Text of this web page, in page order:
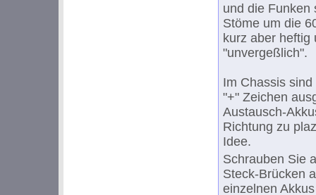
und die Funken
Stöme um die
kurz aber heftig
"unvergeßlich".
Im Chassis
"+" Zeichen
Austausch-
Richtung zu
Idee.
Schrauben Sie
Steck-Brücken
einzelnen